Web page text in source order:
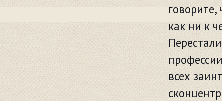
как ни к
всех